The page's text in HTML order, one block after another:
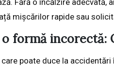
Fără o încălzire
mișcărilor rapide sau
formă incorectă:
poate duce la